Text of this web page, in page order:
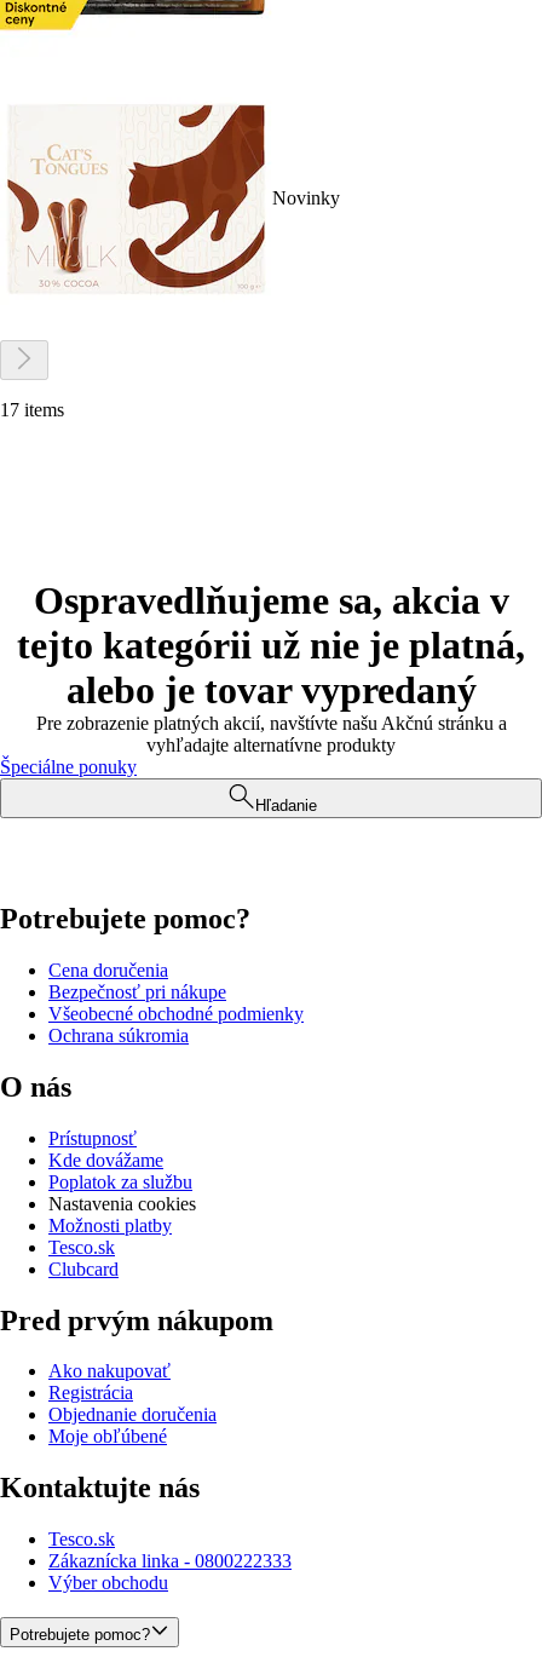
Novinky
17 items
Ospravedlňujeme sa, akcia v
tejto kategórii už nie je platná,
alebo je tovar vypredaný
Pre zobrazenie platných akcií, navštívte našu Akčnú stránku a
vyhľadajte alternatívne produkty
Špeciálne ponuky
Hľadanie
Potrebujete pomoc?
Cena doručenia
Bezpečnosť pri nákupe
Všeobecné obchodné podmienky
Ochrana súkromia
O nás
Prístupnosť
Kde dovážame
Poplatok za službu
Nastavenia cookies
Možnosti platby
Tesco.sk
Clubcard
Pred prvým nákupom
Ako nakupovať
Registrácia
Objednanie doručenia
Moje obľúbené
Kontaktujte nás
Tesco.sk
Zákaznícka linka - 0800222333
Výber obchodu
Potrebujete pomoc?